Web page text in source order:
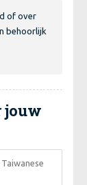
of over
behoorlijk
jouw